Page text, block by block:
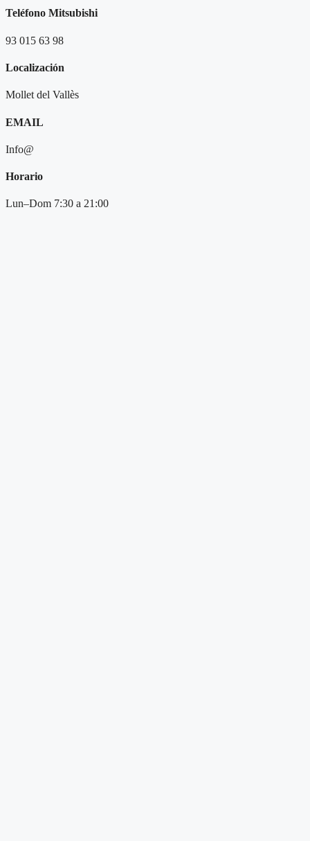
Teléfono Mitsubishi
93 015 63 98
Localización
Mollet del Vallès
EMAIL
Info@
Horario
Lun–Dom 7:30 a 21:00